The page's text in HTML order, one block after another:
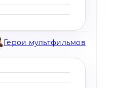
Герои мультфильмов